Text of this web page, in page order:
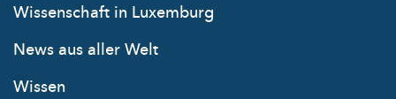
Wissenschaft in Luxemburg
News aus aller Welt
Wissen